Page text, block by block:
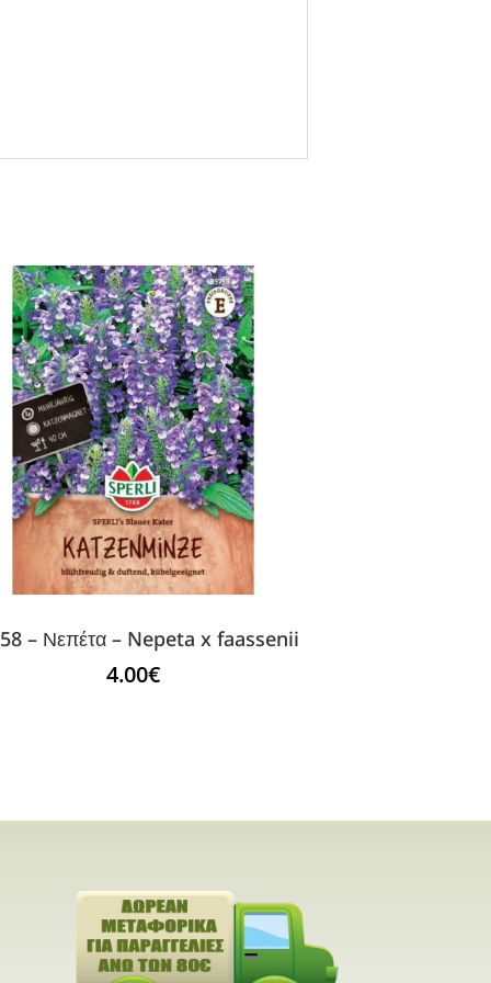
– Νεπέτα – Nepeta x faassenii
4.00€